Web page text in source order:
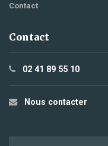
Contact
Contact
02 41 89 55 10
Nous contacter